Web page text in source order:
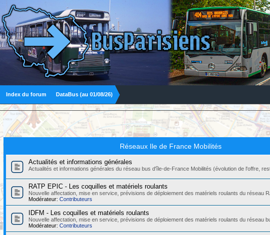
Index du forum DataBus (au 01/08/26)
Réseaux Ile de France Mobilités
Actualités et informations générales
Actualités et informations générales du réseau bus d'île-de-France Mobilités (évolution de l'offre,
RATP EPIC - Les coquilles et matériels roulants
Nouvelle affectation, mise en service, prévisions de déploiement des matériels roulants du réseau
Modérateur: Contributeurs
IDFM - Les coquilles et matériels roulants
Nouvelle affectation, mise en service, prévisions de déploiement des matériels roulants du réseau
Modérateur: Contributeurs